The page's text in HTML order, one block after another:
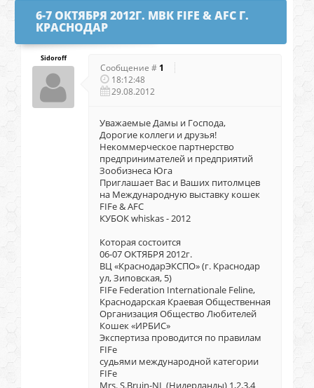
6-7 ОКТЯБРЯ 2012Г. МВК FIFE & AFC Г.
КРАСНОДАР
Sidoroff
Сообщение # 1
18:12:48
29.08.2012
Уважаемые Дамы и Господа,
Дорогие коллеги и друзья!
Некоммерческое партнерство
предпринимателей и предприятий
Зообизнеса Юга
Приглашает Вас и Ваших питолмцев
на Международную выставку кошек
FIFe & AFC
КУБОК whiskas - 2012
Которая состоится
06-07 ОКТЯБРЯ 2012г.
ВЦ «КраснодарЭКСПО» (г. Краснодар
ул, Зиповская, 5)
FIFe Federation Internationale Feline,
Краснодарская Краевая Общественная
Организация Общество Любителей
Кошек «ИРБИС»
Экспертиза проводится по правилам
FIFe
судьями международной категории
FIFe
Mrs. S.Bruin-NL (Нидерланды) 1,2,3,4